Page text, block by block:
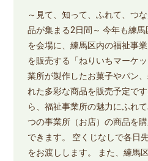
～見て、知って、ふれて、つ
品が集まる2日間～ 今年も練
を会場に、練馬区内の福祉事
を販売する「ねりいちマーケ
業所が製作したお菓子やパン
れた多彩な商品を販売予定で
ら、福祉事業所の魅力にふれ
つの事業所（お店）の商品を
できます。 空くじなしで各日
をお渡しします。 また、練馬